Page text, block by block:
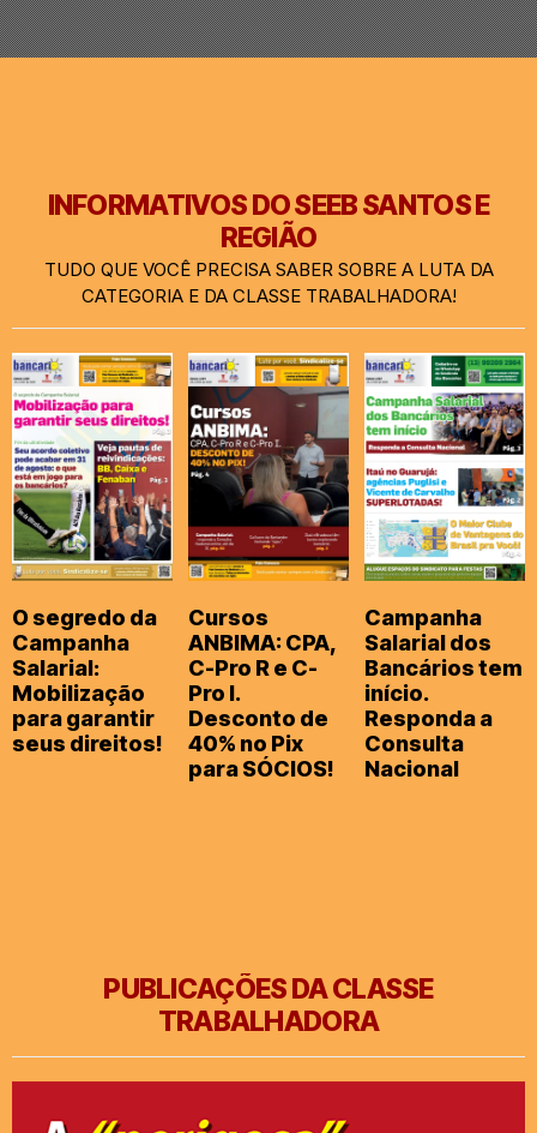
INFORMATIVOS DO SEEB SANTOS E
REGIÃO
TUDO QUE VOCÊ PRECISA SABER SOBRE A LUTA DA
CATEGORIA E DA CLASSE TRABALHADORA!
O segredo da
Campanha
Salarial:
Mobilização
para garantir
seus direitos!
Cursos
ANBIMA: CPA,
C-Pro R e C-
Pro I.
Desconto de
40% no Pix
para SÓCIOS!
Campanha
Salarial dos
Bancários tem
início.
Responda a
Consulta
Nacional
PUBLICAÇÕES DA CLASSE
TRABALHADORA